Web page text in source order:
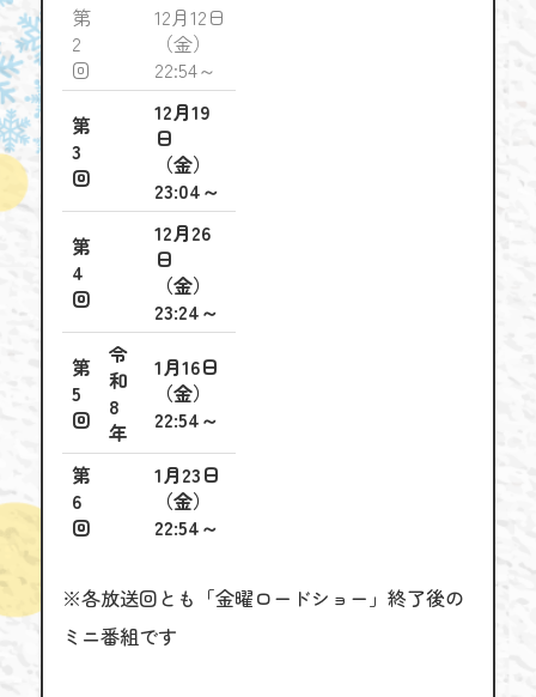
第
2
回
12月12日
（金）
22:54～
第
3
回
12月19
日
（金）
23:04～
第
4
回
12月26
日
（金）
23:24～
第
5
回
令
和
8
年
1月16日
（金）
22:54～
第
6
回
1月23日
（金）
22:54～
※各放送回とも「金曜ロードショー」終了後の
ミニ番組です